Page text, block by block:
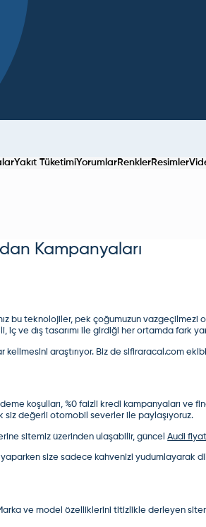
Yakıt TüketimiYorumlarRenklerResimler
Kampanyaları
bu teknolojiler, pek çoğumuzun vazgeçilmezi
iç ve dış tasarımı ile girdiği her ortamda fark
kelimesini araştırıyor. Biz de sifiraracal.com
koşulları, %0 faizli kredi kampanyaları ve
siz değerli otomobil severler ile paylaşıyoruz.
sitemiz üzerinden ulaşabilir, güncelAudi
yaparken size sadece kahvenizi
ve model özelliklerini titizlikle derleyen